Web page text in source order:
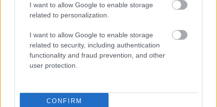
I want to allow Google to enable storage
related to personalization.
I want to allow Google to enable storage
related to security, including authentication
functionality and fraud prevention, and other
user protection.
CONFIRM
Támogatás
Támogasd adományoddal
a ManUtdFanatics.hu működését!